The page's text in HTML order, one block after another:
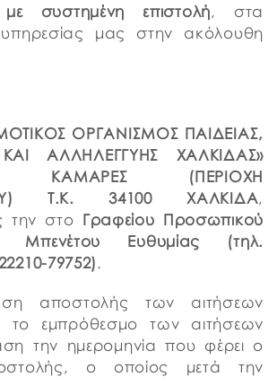
με συστημένη επιστολή, στα
μας στην ακόλουθη
ΟΡΓΑΝΙΣΜΟΣ ΠΑΙΔΕΙΑΣ,
ΑΛΛΗΛΕΓΓΥΗΣ ΧΑΛΚΙΔΑΣ»
ΚΑΜΑΡΕΣ (ΠΕΡΙΟΧΗ
Τ.Κ. 34100 ΧΑΛΚΙΔΑ,
την στο Γραφείου Προσωπικού
Ευθυμίας (τηλ.
79752).
αποστολής των αιτήσεων
το εμπρόθεσμο των αιτήσεων
την ημερομηνία που φέρει ο
ο οποίος μετά την